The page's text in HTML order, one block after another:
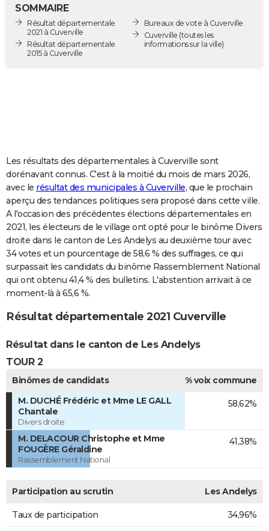
Destinations
City break
Voyage nature
Voyage de noces
Forum
Climat
GUIDES D'ACHAT
COPAINS D'AVANT
S'inscrire
Se connecter
Lycées
Collèges
Primaires
Universités
Entreprises
Service militaire
Avis de recherche
AVIS DE DÉCÈS
FORUM
Bricolage
Lifestyle
Culture
Sport
Auto
Television
Voyage
Cinema
SOMMAIRE
Résultat départementale
2021 à Cuverville
Résultat départementale
2015 à Cuverville
Bureaux de vote à Cuverville
Cuverville (toutes les
informations sur la ville)
Les résultats des départementales à Cuverville sont
dorénavant connus. C'est à la moitié du mois de mars 2026,
avec le résultat des municipales à Cuverville, que le prochain
aperçu des tendances politiques sera proposé dans cette ville.
A l'occasion des précédentes élections départementales en
2021, les électeurs de le village ont opté pour le binôme Divers
droite dans le canton de Les Andelys au deuxième tour avec
34 votes et un pourcentage de 58,6 % des suffrages, ce qui
surpassait les candidats du binôme Rassemblement National
qui ont obtenu 41,4 % des bulletins. L'abstention arrivait à ce
moment-là à 65,6 %.
Résultat départementale 2021 Cuverville
Résultat dans le canton de Les Andelys
TOUR 2
Binômes de candidats
% voix commune
M. DUCHÉ Frédéric et Mme LE GALL
Chantale
Divers droite
58,62%
M. DELACOUR Christophe et Mme
FOUGÈRE Géraldine
Rassemblement National
41,38%
Participation au scrutin Les Andelys
Taux de participation 34,96%